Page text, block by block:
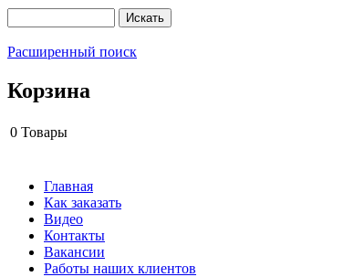
Расширенный поиск
Корзина
0 Товары
Главная
Как заказать
Видео
Контакты
Вакансии
Работы наших клиентов